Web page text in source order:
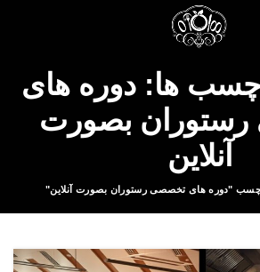
ها: دوره های
بصورت
آنلاین
"دوره های تخصصی رستوران بصورت آنلاین"